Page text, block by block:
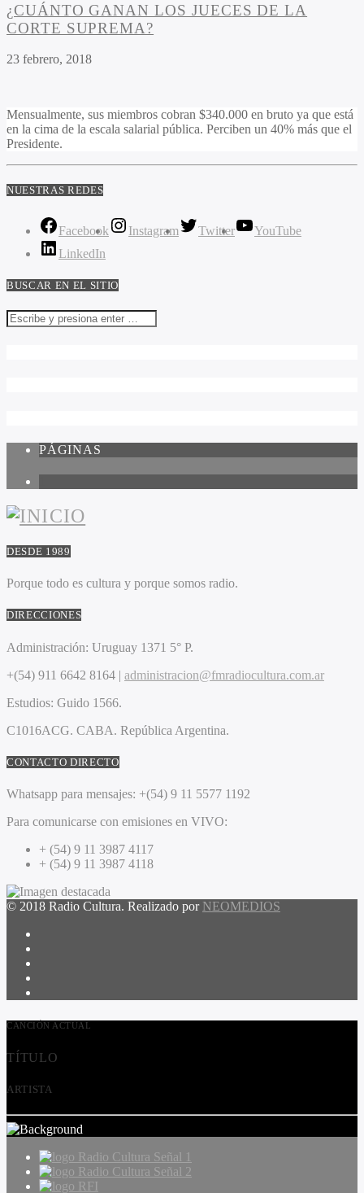
¿CUÁNTO GANAN LOS JUECES DE LA
CORTE SUPREMA?
23 febrero, 2018
Mensualmente, sus miembros cobran $340.000 en bruto ya que está
en la cima de la escala salarial pública. Perciben un 40% más que el
Presidente.
NUESTRAS REDES
Facebook Instagram Twitter
YouTube
LinkedIn
BUSCAR EN EL SITIO
PÁGINAS
DESDE 1989
Porque todo es cultura y porque somos radio.
DIRECCIONES
Administración: Uruguay 1371 5° P.
+(54) 911 6642 8164 | administracion@fmradiocultura.com.ar
Estudios: Guido 1566.
C1016ACG. CABA. República Argentina.
CONTACTO DIRECTO
Whatsapp para mensajes: +(54) 9 11 5577 1192
Para comunicarse con emisiones en VIVO:
+ (54) 9 11 3987 4117
+ (54) 9 11 3987 4118
© 2018 Radio Cultura. Realizado por NEOMEDIOS
CANCIÓN ACTUAL
TÍTULO
ARTISTA
Radio Cultura Señal 1
Radio Cultura Señal 2
RFI